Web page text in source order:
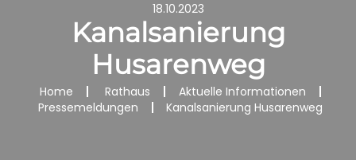
18.10.2023
Kanalsanierung
Husarenweg
Home Rathaus
Aktuelle Informationen
Pressemeldungen
Kanalsanierung Husarenweg